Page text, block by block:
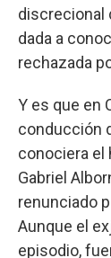
discrecional
dada a
rechazada
Y es que en
conducción
conociera el
Gabriel
renunciado
Aunque el
episodio,